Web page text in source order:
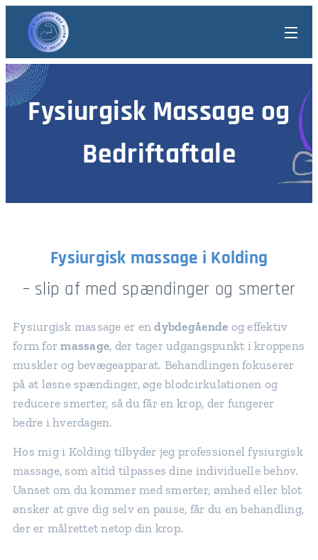
Fysiurgisk Massage og
Bedriftaftale
Fysiurgisk massage i Kolding
– slip af med spændinger og smerter
Fysiurgisk massage er endybdegående og effektiv
form formassage, der tager udgangspunkt i kroppens
muskler og bevægeapparat. Behandlingen fokuserer
på at løsne spændinger, øge blodcirkulationen og
reducere smerter, så du får en krop, der fungerer
bedre i hverdagen.
Hos mig i Kolding tilbyder jeg professionel fysiurgisk
massage, som altid tilpasses dine individuelle behov.
Uanset om du kommer med smerter, ømhed eller blot
ønsker at give dig selv en pause, får du en behandling,
der er målrettet netop din krop.